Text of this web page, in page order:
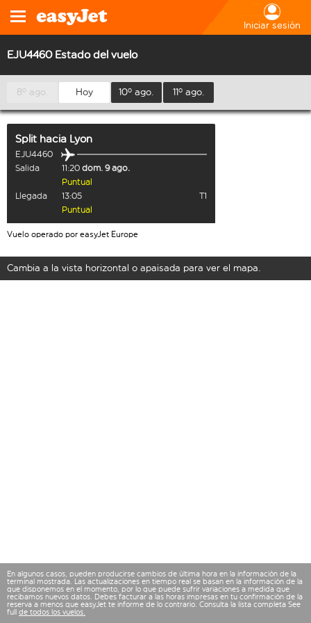
Iniciar sesión
EJU4460 Estado del vuelo
8º ago. Hoy 10º ago. 11º ago.
Split hacia Lyon
EJU4460
Salida
11:20 dom. 9 ago.
Puntual
Llegada
13:05
T1
Puntual
Vuelo operado por easyJet Europe
Cambia a la vista horizontal o apaisada para ver el mapa.
En algunos casos, pueden producirse cambios de última hora en la información de la
terminal mostrada. Las actualizaciones en tiempo real se basan en la información de la
que disponemos en el momento, por lo que puede sufrir variaciones a medida que
recibamos nuevos datos. Debes facturar a las horas impresas en tu confirmación de la
reserva a menos que easyJet te informe de lo contrario. Consulta la lista completa See
full de todos los vuelos.